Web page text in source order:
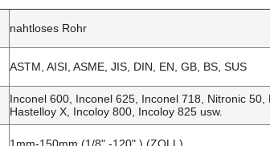
nahtloses Rohr
ASTM, AISI, ASME, JIS, DIN, EN, GB, BS, SUS
Inconel 600, Inconel 625, Inconel 718, Nitronic
Hastelloy X, Incoloy 800, Incoloy 825 usw.